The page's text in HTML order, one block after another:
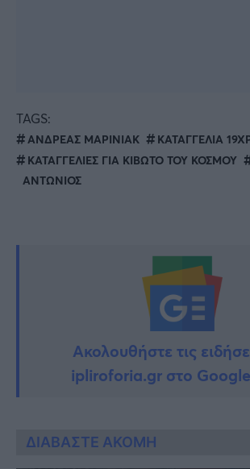
TAGS:
ΑΝΔΡΕΑΣ ΜΑΡΙΝΙΑΚ
ΚΑΤΑΓΓΕΛΙΑ
ΚΑΤΑΓΓΕΛΙΕΣ ΓΙΑ ΚΙΒΩΤΟ ΤΟΥ ΚΟΣΜΟΥ
ΑΝΤΩΝΙΟΣ
Ακολουθήστε τις
ipliroforia.gr στο
ΔΙΑΒΑΣΤΕ ΑΚΟΜΗ